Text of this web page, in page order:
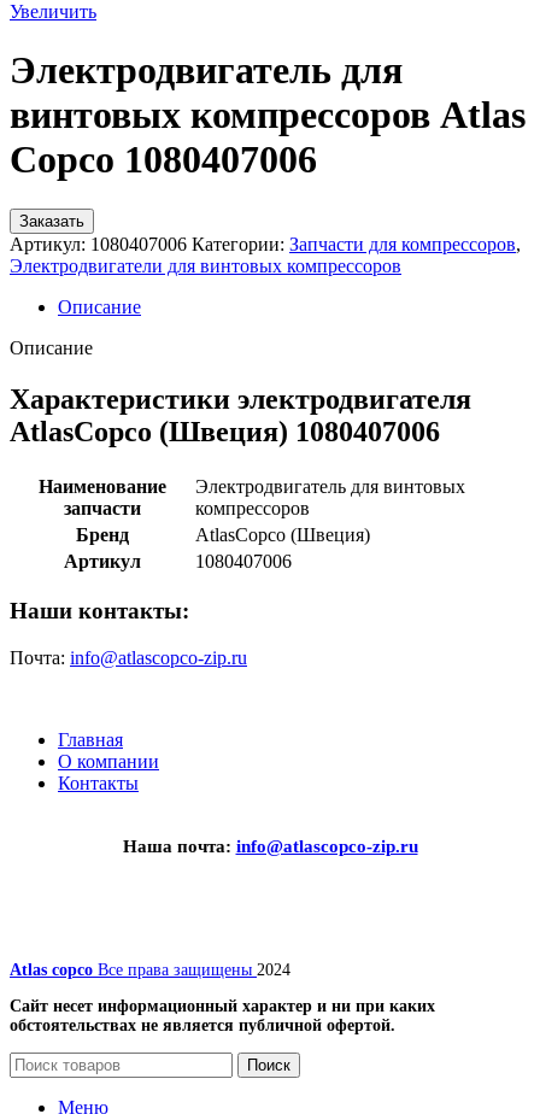
Увеличить
Электродвигатель для
винтовых компрессоров Atlas
Copco 1080407006
Заказать
Артикул: 1080407006 Категории: Запчасти для компрессоров,
Электродвигатели для винтовых компрессоров
Описание
Описание
Характеристики электродвигателя
AtlasCopco (Швеция) 1080407006
Наименование
запчасти
Электродвигатель для винтовых
компрессоров
Бренд
AtlasCopco (Швеция)
Артикул
1080407006
Наши контакты:
Почта: info@atlascopco-zip.ru
Главная
О компании
Контакты
Наша почта: info@atlascopco-zip.ru
Atlas copco Все права защищены 2024
Сайт несет информационный характер и ни при каких
обстоятельствах не является публичной офертой.
Поиск
Меню